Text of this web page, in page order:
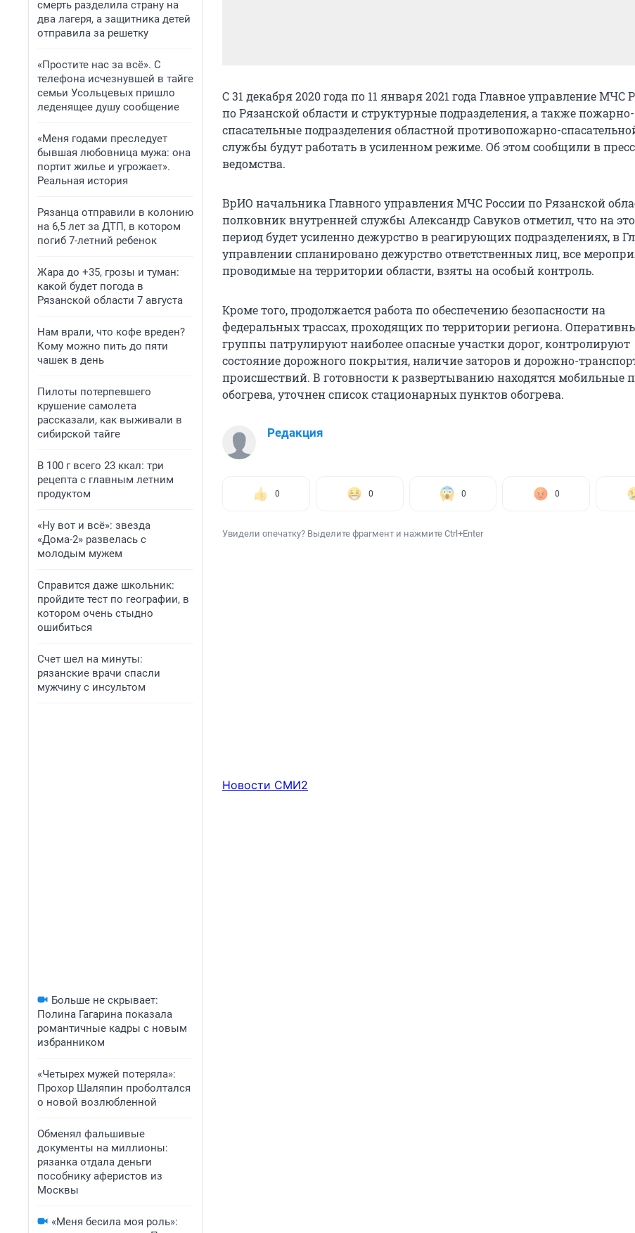
смерть разделила страну на
два лагеря, а защитника детей
отправила за решетку
«Простите нас за всё». С
телефона исчезнувшей в тайге
семьи Усольцевых пришло
леденящее душу сообщение
«Меня годами преследует
бывшая любовница мужа: она
портит жилье и угрожает».
Реальная история
Рязанца отправили в колонию
на 6,5 лет за ДТП, в котором
погиб 7-летний ребенок
Жара до +35, грозы и туман:
какой будет погода в
Рязанской области 7 августа
Нам врали, что кофе вреден?
Кому можно пить до пяти
чашек в день
Пилоты потерпевшего
крушение самолета
рассказали, как выживали в
сибирской тайге
В 100 г всего 23 ккал: три
рецепта с главным летним
продуктом
«Ну вот и всё»: звезда
«Дома-2» развелась с
молодым мужем
Справится даже школьник:
пройдите тест по географии, в
котором очень стыдно
ошибиться
Счет шел на минуты:
рязанские врачи спасли
мужчину с инсультом
Больше не скрывает:
Полина Гагарина показала
романтичные кадры с новым
избранником
«Четырех мужей потеряла»:
Прохор Шаляпин проболтался
о новой возлюбленной
Обменял фальшивые
документы на миллионы:
рязанка отдала деньги
пособнику аферистов из
Москвы
«Меня бесила моя роль»:
С 31 декабря 2020 года по 11 января 2021 года Главное управление МЧС
по Рязанской области и структурные подразделения, а также пожарно-
спасательные подразделения областной противопожарно-
службы будут работать в усиленном режиме. Об этом сообщили в
ведомства.
ВрИО начальника Главного управления МЧС России по Рязанской
полковник внутренней службы Александр Савуков отметил, что на
период будет усиленно дежурство в реагирующих подразделениях, в
управлении спланировано дежурство ответственных лиц, все
проводимые на территории области, взяты на особый контроль.
Кроме того, продолжается работа по обеспечению безопасности на
федеральных трассах, проходящих по территории региона.
группы патрулируют наиболее опасные участки дорог, контролируют
состояние дорожного покрытия, наличие заторов и дорожно-
происшествий. В готовности к развертыванию находятся мобильные
обогрева, уточнен список стационарных пунктов обогрева.
Редакция
0 0 0 0
Увидели опечатку? Выделите фрагмент и нажмите Ctrl+Enter
Новости СМИ2